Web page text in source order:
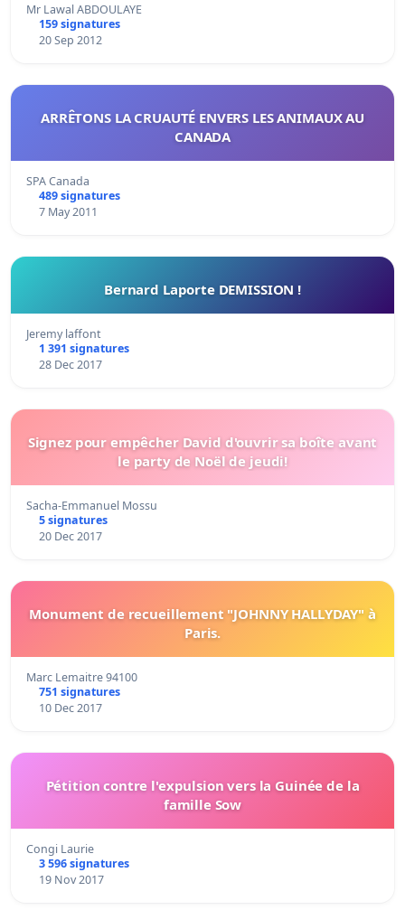
Mr Lawal ABDOULAYE
159 signatures
20 Sep 2012
ARRÊTONS LA CRUAUTÉ ENVERS LES ANIMAUX AU
CANADA
SPA Canada
489 signatures
7 May 2011
Bernard Laporte DEMISSION !
Jeremy laffont
1 391 signatures
28 Dec 2017
Signez pour empêcher David d'ouvrir sa boîte avant
le party de Noël de jeudi!
Sacha-Emmanuel Mossu
5 signatures
20 Dec 2017
Monument de recueillement "JOHNNY HALLYDAY" à
Paris.
Marc Lemaitre 94100
751 signatures
10 Dec 2017
Pétition contre l'expulsion vers la Guinée de la
famille Sow
Congi Laurie
3 596 signatures
19 Nov 2017